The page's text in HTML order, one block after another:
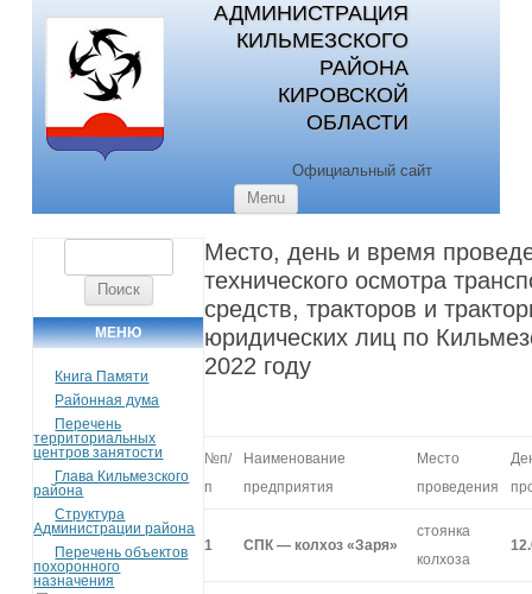
АДМИНИСТРАЦИЯ
КИЛЬМЕЗСКОГО
РАЙОНА
КИРОВСКОЙ
ОБЛАСТИ
Официальный сайт
Menu
МЕНЮ
Книга Памяти
Районная дума
Перечень
территориальных
центров занятости
Глава Кильмезского
района
Структура
Администрации района
Перечень объектов
похоронного
назначения
Место, день и время
технического осмотра
средств, тракторов и
юридических лиц по
2022 году
№п/
п
Наименование
предприятия
Место
проведения
1 СПК — колхоз «Заря»
стоянка
колхоза